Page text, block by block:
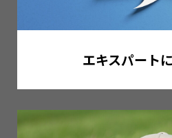
エキスパート